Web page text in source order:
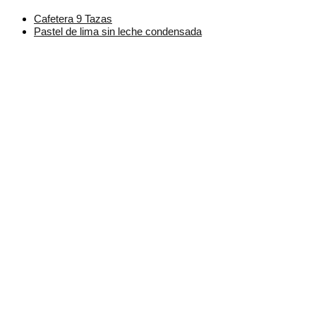
Cafetera 9 Tazas
Pastel de lima sin leche condensada